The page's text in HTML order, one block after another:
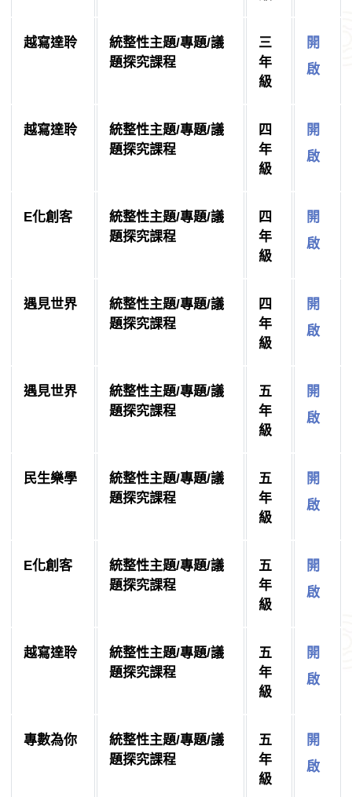
越寫達聆
統整性主題/專題/議
題探究課程
三
年
級
開
啟
越寫達聆
統整性主題/專題/議
題探究課程
四
年
級
開
啟
E化創客
統整性主題/專題/議
題探究課程
四
年
級
開
啟
遇見世界
統整性主題/專題/議
題探究課程
四
年
級
開
啟
遇見世界
統整性主題/專題/議
題探究課程
五
年
級
開
啟
民生樂學
統整性主題/專題/議
題探究課程
五
年
級
開
啟
E化創客
統整性主題/專題/議
題探究課程
五
年
級
開
啟
越寫達聆
統整性主題/專題/議
題探究課程
五
年
級
開
啟
專數為你
統整性主題/專題/議
題探究課程
五
年
級
開
啟